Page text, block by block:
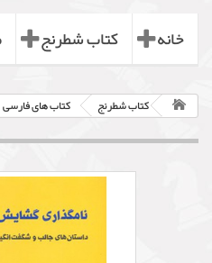
خانه کتاب شطرنج
کتاب شطرنج کتاب های فارسی